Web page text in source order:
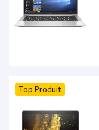
Top Produit